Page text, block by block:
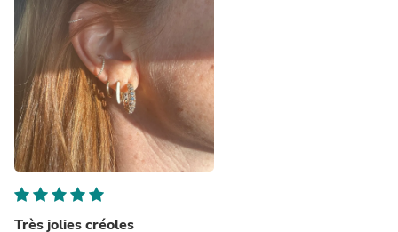
Très jolies créoles